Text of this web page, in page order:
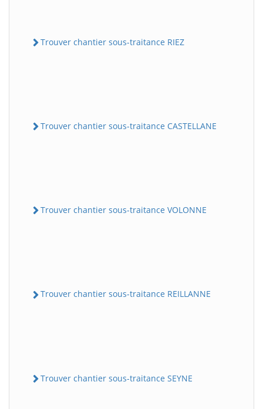
Trouver chantier sous-traitance RIEZ
Trouver chantier sous-traitance CASTELLANE
Trouver chantier sous-traitance VOLONNE
Trouver chantier sous-traitance REILLANNE
Trouver chantier sous-traitance SEYNE